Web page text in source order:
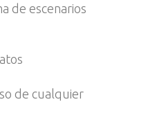
de escenarios
de cualquier